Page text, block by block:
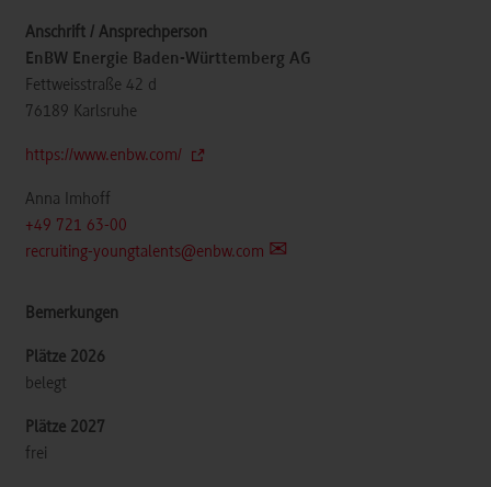
EnBW Energie Baden-Württemberg AG
Fettweisstraße 42 d
76189 Karlsruhe
https://www.enbw.com/
Anna Imhoff
+49 721 63-00
recruiting-youngtalents@enbw.com
belegt
frei